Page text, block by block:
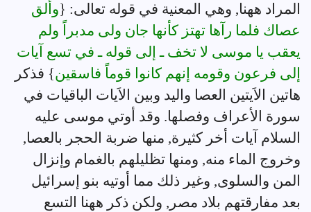
المراد ههنا, وهي المعنية في قوله تعالى: {وألق
عصاك فلما رآها تهتز كأنها جان ولى مدبراً ولم
يعقب يا موسى لا تخف ـ إلى قوله ـ في تسع آيات
إلى فرعون وقومه إنهم كانوا قوماً فاسقين} فذكر
هاتين الاَيتين العصا واليد وبين الاَيات الباقيات في
سورة الأعراف وفصلها. وقد أوتي موسى عليه
السلام آيات أخر كثيرة, منها ضربة الحجر بالعصا,
وخروج الماء منه, ومنها تظليلهم بالغمام وإنزال
المن والسلوى, وغير ذلك مما أوتيه بنو إسرائيل
بعد مفارقتهم بلاد مصر, ولكن ذكر ههنا التسع